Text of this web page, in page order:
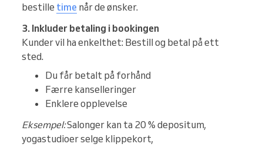
bestille time når de ønsker.
3. Inkluder betaling i bookingen
Kunder vil ha enkelthet: Bestill og betal på ett
sted.
Du får betalt på forhånd
Færre kanselleringer
Enklere opplevelse
Eksempel:Salonger kan ta 20 % depositum,
yogastudioer selge klippekort,